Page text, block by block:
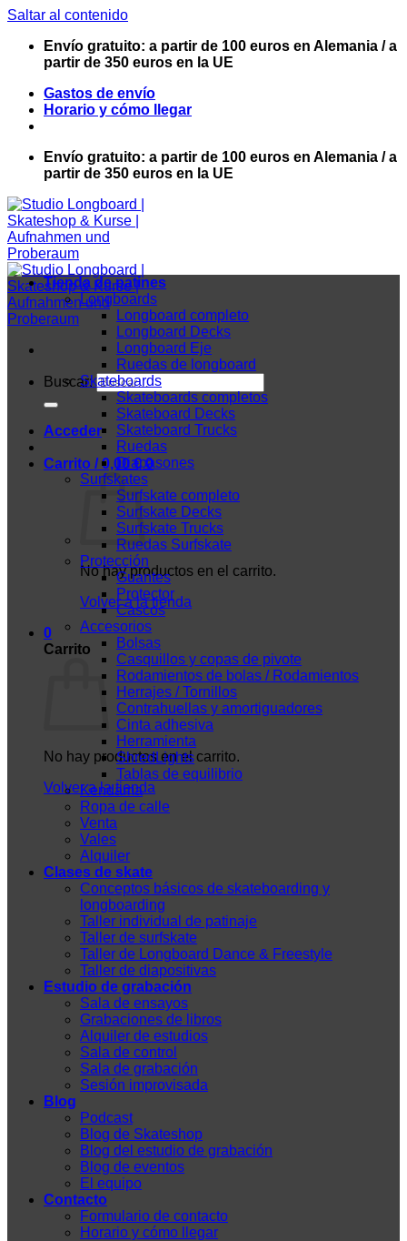
Saltar al contenido
Envío gratuito: a partir de 100 euros en Alemania / a
partir de 350 euros en la UE
Gastos de envío
Horario y cómo llegar
Envío gratuito: a partir de 100 euros en Alemania / a
partir de 350 euros en la UE
Buscar:
Acceder
Carrito /0,00€ 0
No hay productos en el carrito.
Volver a la tienda
0
Carrito
No hay productos en el carrito.
Volver a la tienda
Tienda de patines
Longboards
Longboard completo
Longboard Decks
Longboard Eje
Ruedas de longboard
Skateboards
Skateboards completos
Skateboard Decks
Skateboard Trucks
Ruedas
Diapasones
Surfskates
Surfskate completo
Surfskate Decks
Surfskate Trucks
Ruedas Surfskate
Protección
Guantes
Protector
Cascos
Accesorios
Bolsas
Casquillos y copas de pivote
Rodamientos de bolas / Rodamientos
Herrajes / Tornillos
Contrahuellas y amortiguadores
Cinta adhesiva
Herramienta
ShredLights
Tablas de equilibrio
Kendama
Ropa de calle
Venta
Vales
Alquiler
Clases de skate
Conceptos básicos de skateboarding y
longboarding
Taller individual de patinaje
Taller de surfskate
Taller de Longboard Dance & Freestyle
Taller de diapositivas
Estudio de grabación
Sala de ensayos
Grabaciones de libros
Alquiler de estudios
Sala de control
Sala de grabación
Sesión improvisada
Blog
Podcast
Blog de Skateshop
Blog del estudio de grabación
Blog de eventos
El equipo
Contacto
Formulario de contacto
Horario y cómo llegar